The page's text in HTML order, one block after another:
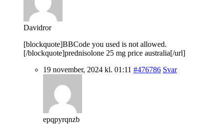
Davidror
[blockquote]BBCode you used is not allowed.
[/blockquote]prednisolone 25 mg price australia[/url]
19 november, 2024 kl. 01:11 #476786 Svar
epqpyrqnzb